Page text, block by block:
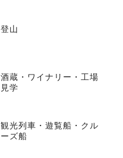
登山
酒蔵・ワイナリー・工場
見学
観光列車・遊覧船・クル
ーズ船